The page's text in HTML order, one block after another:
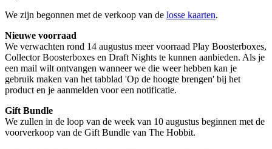
We zijn begonnen met de verkoop van de losse kaarten.
Nieuwe voorraad
We verwachten rond 14 augustus meer voorraad Play Boosterboxes,
Collector Boosterboxes en Draft Nights te kunnen aanbieden. Als je
een mail wilt ontvangen wanneer we die weer hebben kan je
gebruik maken van het tabblad 'Op de hoogte brengen' bij het
product en je aanmelden voor een notificatie.
Gift Bundle
We zullen in de loop van de week van 10 augustus beginnen met de
voorverkoop van de Gift Bundle van The Hobbit.